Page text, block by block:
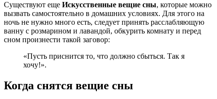
Существуют еще Искусственные вещие сны, которые можно
вызвать самостоятельно в домашних условиях. Для этого на
ночь не нужно много есть, следует принять расслабляющую
ванну с розмарином и лавандой, обкурить комнату и перед
сном произнести такой заговор:
«Пусть приснится то, что должно сбыться. Так я
хочу!».
Когда снятся вещие сны